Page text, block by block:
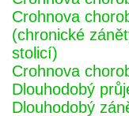
Crohnova
(chronické
stolicí)
Crohnova
Dlouhodobý
Dlouhodobý